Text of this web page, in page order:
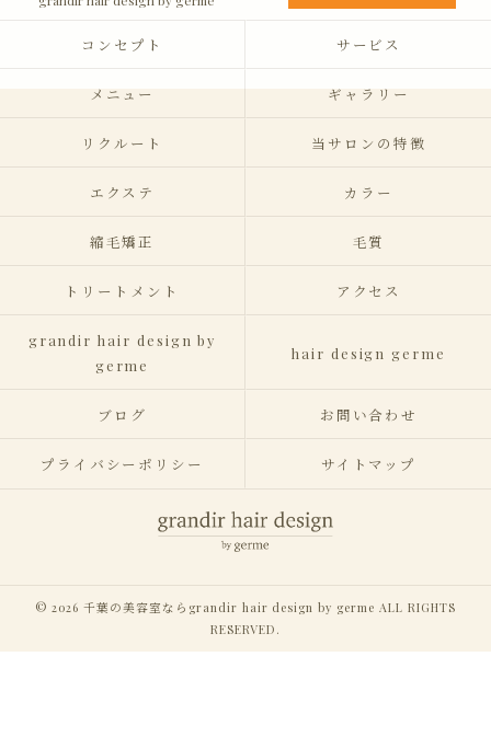
コンセプト サービス
メニュー ギャラリー
リクルート 当サロンの特徴
エクステ カラー
縮毛矯正 毛質
トリートメント アクセス
grandir hair design by
germe
hair design germe
ブログ お問い合わせ
プライバシーポリシー サイトマップ
© 2026 千葉の美容室ならgrandir hair design by germe ALL RIGHTS
RESERVED.